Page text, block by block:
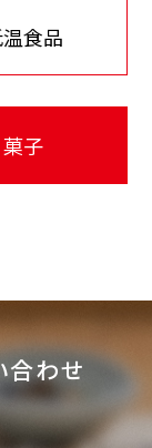
食品
菓子
合わせ